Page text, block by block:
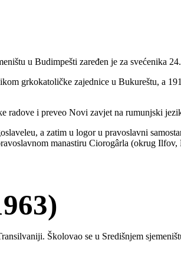
u Budimpešti zaređen je za svećenika
grkokatoličke zajednice u Bukureštu, a
i preveo Novi zavjet na rumunjski
a zatim u logor u pravoslavni
manastiru Ciorogârla (okrug
Školovao se u Središnjem